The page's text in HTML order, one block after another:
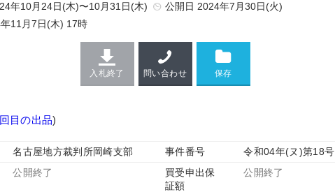
年10月24日(木)〜10月31日(木)
公開日 2024年7月30日(火)
11月7日(木) 17時
入札終了 問い合わせ
目の出品)
名古屋地方裁判所岡崎支部 事件番号
令和04年(ヌ)第18号
公開終了
買受申出保
証額
公開終了